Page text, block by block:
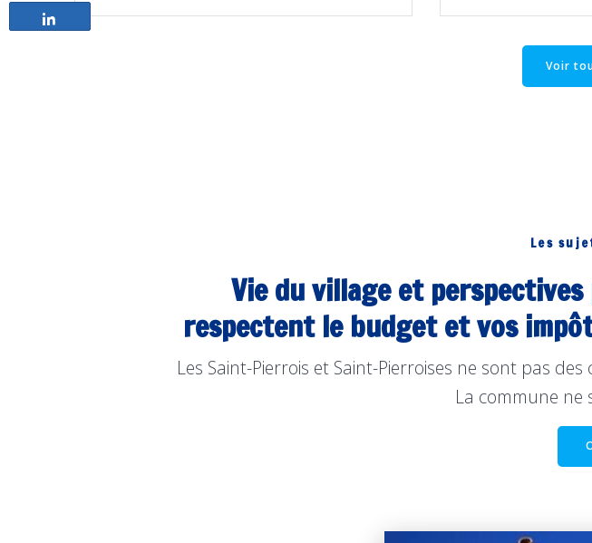
Voir
Les
Vie du village et
respectent le budget et vos
Les Saint-Pierrois et Saint-Pierroises ne sont pas
La commune ne
Partagez